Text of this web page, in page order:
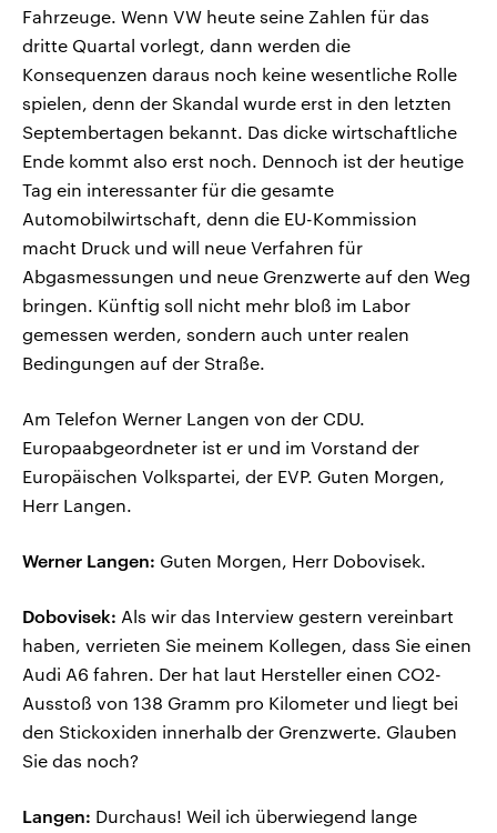
Fahrzeuge. Wenn VW heute seine Zahlen für das
dritte Quartal vorlegt, dann werden die
Konsequenzen daraus noch keine wesentliche Rolle
spielen, denn der Skandal wurde erst in den letzten
Septembertagen bekannt. Das dicke wirtschaftliche
Ende kommt also erst noch. Dennoch ist der heutige
Tag ein interessanter für die gesamte
Automobilwirtschaft, denn die EU-Kommission
macht Druck und will neue Verfahren für
Abgasmessungen und neue Grenzwerte auf den Weg
bringen. Künftig soll nicht mehr bloß im Labor
gemessen werden, sondern auch unter realen
Bedingungen auf der Straße.
Am Telefon Werner Langen von der CDU.
Europaabgeordneter ist er und im Vorstand der
Europäischen Volkspartei, der EVP. Guten Morgen,
Herr Langen.
Werner Langen: Guten Morgen, Herr Dobovisek.
Dobovisek: Als wir das Interview gestern vereinbart
haben, verrieten Sie meinem Kollegen, dass Sie einen
Audi A6 fahren. Der hat laut Hersteller einen CO2-
Ausstoß von 138 Gramm pro Kilometer und liegt bei
den Stickoxiden innerhalb der Grenzwerte. Glauben
Sie das noch?
Langen: Durchaus! Weil ich überwiegend lange